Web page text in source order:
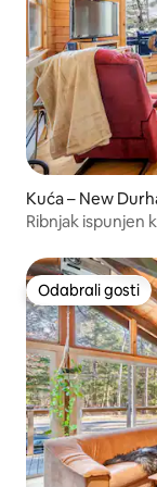
Kuća – New
Ribnjak ispunjen
Odabrali gosti
Odabrali gosti